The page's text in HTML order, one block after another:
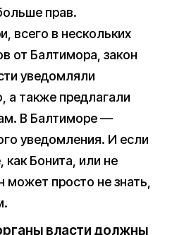
прав.
всего в нескольких
от Балтимора, закон
уведомляли
а также предлагали
В Балтиморе —
уведомления. И если
как Бонита, или не
может просто не знать,
власти должны